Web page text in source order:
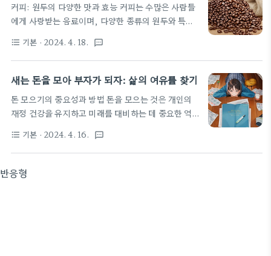
다. 콜롬비아, 브라질, 코스타리카 등이 대표적인 라
틴 아메리카 커피 원산지입니다. 이 지역의 커피는 대
체로 균형잡힌 맛과 부드러운 산미를 가지고 있습니
두 2. 아프리카 아프리카는 커피 원산지로서 특유의
풍부한 과일향과 깔끔한 산미로 유명..
커피: 원두의 다양한 맛과 효능 커피는 수많은 사람들
에게 사랑받는 음료이며, 다양한 종류의 원두와 특징
다양한 산미와 향, 그리고 커피의 고소함과 효능에 대
해 알아보겠습니다. 커피 원두와 산미 커피 원두는 종
류에 따라 다양한 산미를 가지고 있습니다. 각 원두는
있습니다. 아라비카 원두 라이트 로스트 아라비카 원
두는 일반적으로 라이트 로스트되어 부드럽고 과일향
이 강조된 맛을 가집니다. 산미는 다양한 종류의 과일
게 인기가 있습니다. 미디엄 로스트 미디엄 로스트된
format_list_bulleted 기본 · 2024. 4. 18. textsms
새는 돈을 모아 부자가 되자: 삶의 여유를 찾기
돈 모으기의 중요성과 방법 돈을 모으는 것은 개인의
재정 건강을 유지하고 미래를 대비하는 데 중요한 역
가를 이루기 위한 출발점이며, 적절한 저축 습관은 재
무 목표를 실현하고 금전적 불안을 해소하는 데 도움
이 됩니다. 목표 설정과 계획 수립 구체적 목표: 목표
format_list_bulleted 기본 · 2024. 4. 16. textsms
반응형